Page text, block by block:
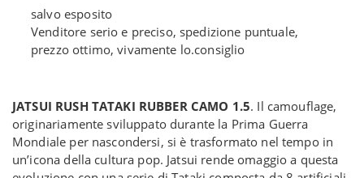
salvo esposito
Venditore serio e preciso, spedizione puntuale,
prezzo ottimo, vivamente lo.consiglio
JATSUI RUSH TATAKI RUBBER CAMO 1.5. Il camouflage,
originariamente sviluppato durante la Prima Guerra
Mondiale per nascondersi, si è trasformato nel tempo in
un’icona della cultura pop. Jatsui rende omaggio a questa